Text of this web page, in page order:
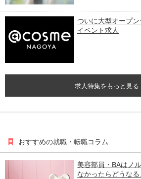
ついに大型オープ
イベント求人
求人特集をもっと見る
おすすめの就職・転職コラム
美容部員・BAはノ
なかったらどうな